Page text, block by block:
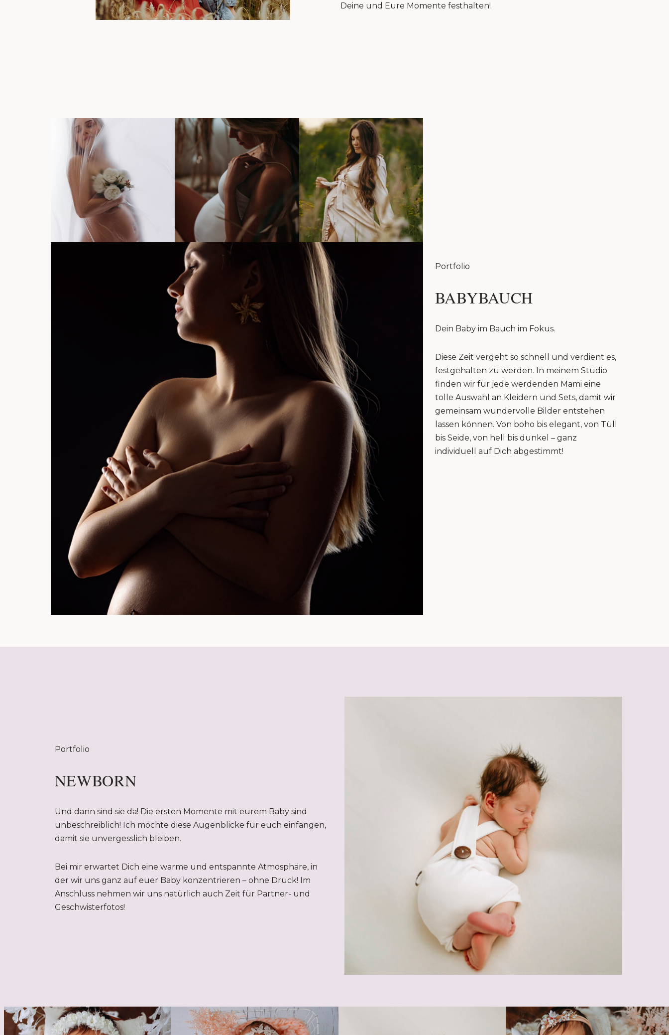
Deine und Eure Momente festhalten!
Portfolio
BABYBAUCH
Dein Baby im Bauch im Fokus.
Diese Zeit vergeht so schnell und verdient es,
festgehalten zu werden. In meinem Studio
finden wir für jede werdenden Mami eine
tolle Auswahl an Kleidern und Sets, damit wir
gemeinsam wundervolle Bilder entstehen
lassen können. Von boho bis elegant, von Tüll
bis Seide, von hell bis dunkel – ganz
individuell auf Dich abgestimmt!
Portfolio
NEWBORN
Und dann sind sie da! Die ersten Momente mit eurem Baby sind
unbeschreiblich! Ich möchte diese Augenblicke für euch einfangen,
damit sie unvergesslich bleiben.
Bei mir erwartet Dich eine warme und entspannte Atmosphäre, in
der wir uns ganz auf euer Baby konzentrieren – ohne Druck! Im
Anschluss nehmen wir uns natürlich auch Zeit für Partner- und
Geschwisterfotos!